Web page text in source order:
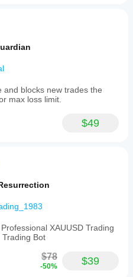
and blocks new trades the
max loss limit.
$49
XAUUSD Trading
Trading Bot
$78
-50% $39